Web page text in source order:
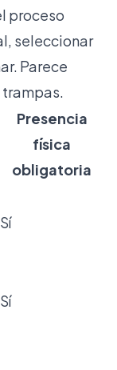
proceso
seleccionar
Parece
trampas.
Presencia
física
obligatoria
Sí
Sí